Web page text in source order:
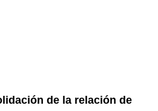
de la relación de